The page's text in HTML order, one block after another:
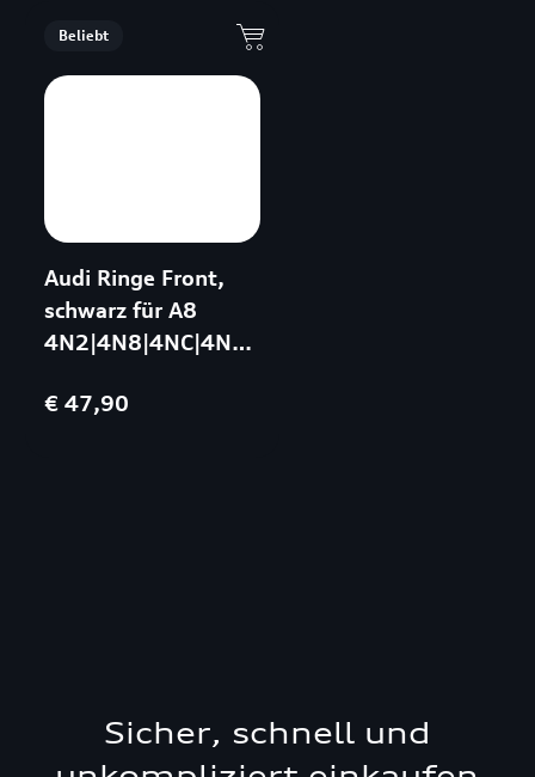
Beliebt
Audi Ringe Front,
schwarz für A8
4N2|4N8|4NC|4NL/Q2
€ 47,90
Sicher, schnell und